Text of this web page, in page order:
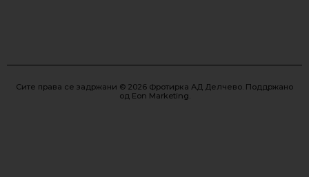
Сите права се задржани © 2026 Фротирка АД Делчево. Поддржано
од Eon Marketing